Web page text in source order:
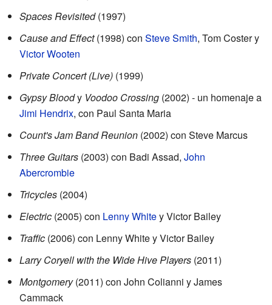
Spaces Revisited(1997)
Cause and Effect(1998) con Steve Smith, Tom Coster y
Victor Wooten
Private Concert (Live) (1999)
Gypsy Bloody Voodoo Crossing (2002) - un homenaje a
Jimi Hendrix, con Paul Santa Maria
Count's Jam Band Reunion (2002) con Steve Marcus
Three Guitars (2003) con Badi Assad, John
Abercrombie
Tricycles (2004)
Electric (2005) con Lenny Whitey Victor Bailey
Traffic (2006) con Lenny White y Victor Bailey
Larry Coryell with the Wide Hive Players (2011)
Montgomery(2011) con John Colianni y James
Cammack